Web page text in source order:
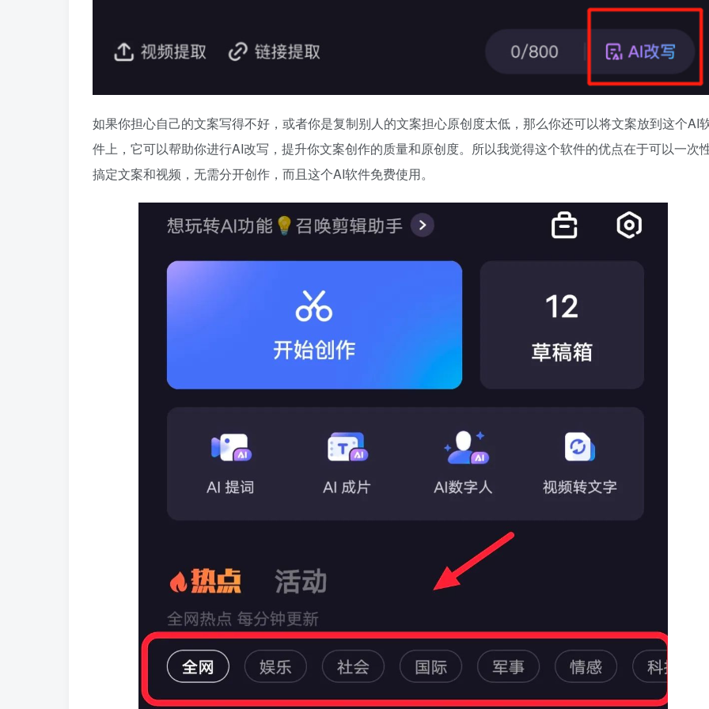
如果你担心自己的文案写得不好，或者你是复制别人的文案担心原创度太低，那么你还可以将文案放到这个AI
件上，它可以帮助你进行AI改写，提升你文案创作的质量和原创度。所以我觉得这个软件的优点在于可以一次
搞定文案和视频，无需分开创作，而且这个AI软件免费使用。